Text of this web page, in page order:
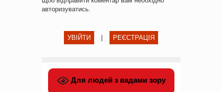
авторизуватись.
УВІЙТИ РЕЄСТРАЦІЯ
Для людей з вадами зору